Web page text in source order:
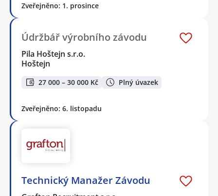
Zveřejněno: 1. prosince
Údržbář výrobního závodu
Pila Hoštejn s.r.o.
Hoštejn
27 000 – 30 000 Kč Plný úvazek
Zveřejněno: 6. listopadu
Technický Manažer Závodu